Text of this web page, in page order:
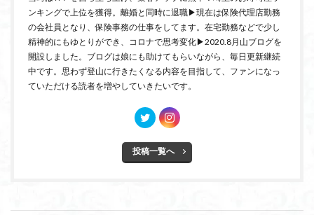
ンキングで上位を獲得。離婚と同時に退職▶現在は保険代理店勤務
の会社員となり、保険事務の仕事をしてます。在宅勤務などで少し
精神的にもゆとりができ、コロナで思考変化▶2020.8月山ブログを
開設しました。ブログは娘にも助けてもらいながら、毎日更新継続
中です。思わず登山に行きたくなる内容を目指して、ファンになっ
ていただける読者を増やしていきたいです。
投稿一覧へ